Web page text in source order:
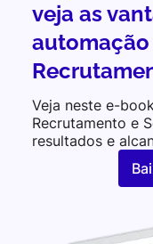
veja as
automação
Veja neste e-
Recrutamento e
resultados e